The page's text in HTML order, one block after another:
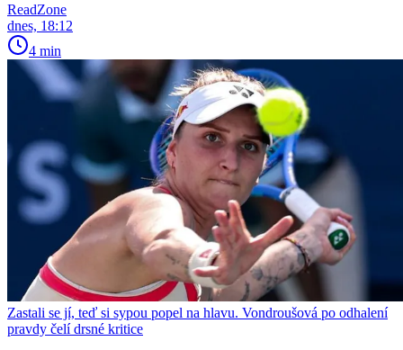
ReadZone
dnes, 18:12
4 min
Zastali se jí, teď si sypou popel na hlavu. Vondroušová po odhalení
pravdy čelí drsné kritice